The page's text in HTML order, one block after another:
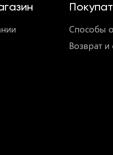
Способы
Возврат